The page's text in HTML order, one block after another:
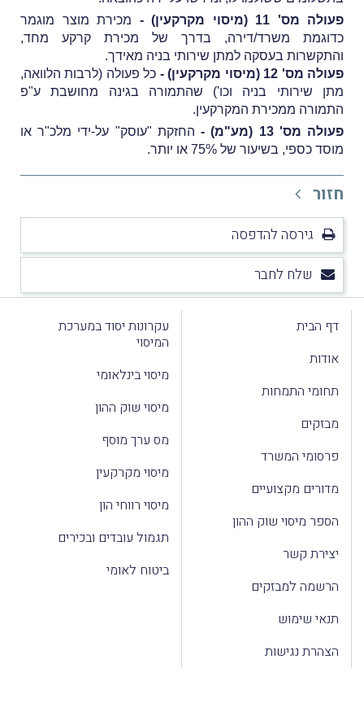
פעולה מס' 11 (מיסוי מקרקעין) -
מכירת מוצר מוגמר
כדוגמת משרד/דירה, בדרך של מכירת קרקע מחד,
והתקשרות בעסקה למתן שירותי בניה מאידך.
פעולה מס' 12 (מיסוי מקרקעין) -
כל פעולה (לרבות הלוואה,
מתן שירותי בניה וכו') שהתמורה בגינה מחושבת ע"פ
התמורה ממכירת המקרקעין.
פעולה מס' 13 (מע"מ) -
החזקת "עוסק" על-ידי מלכ"ר או
מוסד כספי, בשיעור של 75% או יותר.
חזור
גירסה להדפסה
שלח לחבר
דף הבית
אודות
תחומי התמחות
מבזקים
פרסומי המשרד
מדורים מקצועיים
הספר מיסוי שוק ההון
יצירת קשר
הרשמה למבזקים
תנאי שימוש
הצהרת נגישות
עקרונות יסוד במערכת
המיסוי
מיסוי בינלאומי
מיסוי שוק ההון
מס ערך מוסף
מיסוי מקרקעין
מיסוי רווחי הון
תגמול עובדים ובכירים
ביטוח לאומי